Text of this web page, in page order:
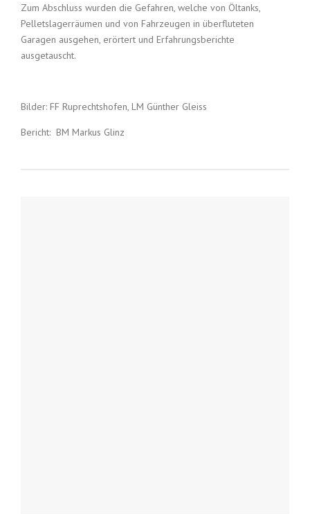
Zum Abschluss wurden die Gefahren, welche von Öltanks,
Pelletslagerräumen und von Fahrzeugen in überfluteten
Garagen ausgehen, erörtert und Erfahrungsberichte
ausgetauscht.
Bilder: FF Ruprechtshofen, LM Günther Gleiss
Bericht: BM Markus Glinz